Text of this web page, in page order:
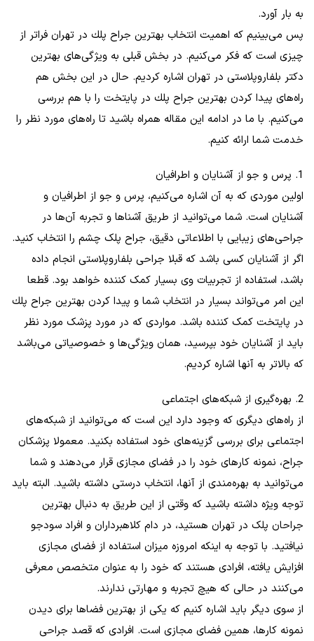
به بار آورد.
پس می‌بینیم که اهمیت انتخاب بهترين جراح پلك در تهران فراتر از
چیزی است که فکر می‌کنیم. در بخش قبلی به ویژگی‌های بهترین
دکتر بلفاروپلاستی در تهران اشاره کردیم. حال در این بخش هم
راه‌های پیدا کردن بهترين جراح پلك در پایتخت را با هم بررسی
می‌کنیم. با ما در ادامه این مقاله همراه باشید تا راه‌های مورد نظر را
خدمت شما ارائه کنیم.
1. پرس و جو از آشنایان و اطرافیان
اولین موردی که به آن اشاره می‌کنیم، پرس و جو از اطرافیان و
آشنایان است. شما می‌توانید از طریق آشنا‌ها و تجربه آن‌ها در
جراحی‌های زیبایی با اطلاعاتی دقیق، جراح پلک چشم را انتخاب کنید.
اگر از آشنایان کسی باشد که قبلا جراحی بلفاروپلاستی انجام داده
باشد، استفاده از تجربیات وی بسیار کمک کننده خواهد بود. قطعا
این امر می‌تواند بسیار در انتخاب شما و پیدا کردن بهترين جراح پلك
در پایتخت کمک کننده باشد. مواردی که در مورد پزشک مورد نظر
باید از آشنایان خود بپرسید، همان ویژگی‌ها و خصوصیاتی می‌باشد
که بالاتر به آنها اشاره کردیم.
2. بهره‌گیری از شبکه‌های اجتماعی
از راه‌های دیگری که وجود دارد این است که می‌توانید از شبکه‌های
اجتماعی برای بررسی گزینه‌های خود استفاده بکنید. معمولا پزشکان
جراح، نمونه کارهای خود را در فضای مجازی قرار می‌دهند و شما
می‌توانید به بهره‌مندی از آنها، انتخاب درستی داشته باشید. البته باید
توجه ویژه داشته باشید که وقتی از این طریق به دنبال بهترین
جراحان پلک در تهران هستید، در دام کلاهبرداران و افراد سودجو
نیافتید. با توجه به اینکه امروزه میزان استفاده از فضای مجازی
افزایش یافته، افرادی هستند که خود را به عنوان متخصص معرفی
می‌کنند در حالی که هیچ تجربه و مهارتی ندارند.
از سوی دیگر باید اشاره کنیم که یکی از بهترین فضاها برای دیدن
نمونه کارها، همین فضای مجازی است. افرادی که قصد جراحی